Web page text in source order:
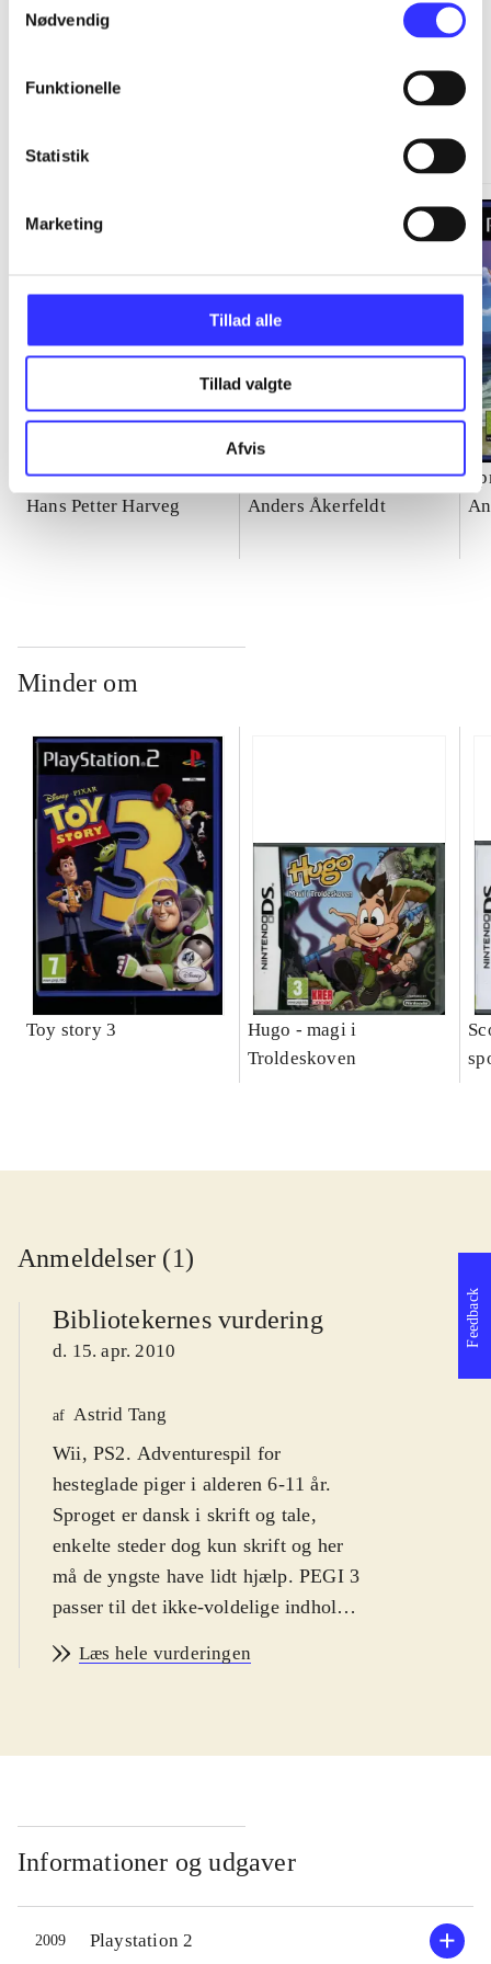
Nødvendig
Funktionelle
Statistik
Marketing
Tillad alle
Tillad valgte
Afvis
Springdale
Staldens hemmelighed
Hans Petter Harveg
Langs kysten
Anders Åkerfeldt
Minder om
Toy story 3
Hugo - magi i
Troldeskoven
Anmeldelser (1)
Bibliotekernes vurdering
d. 15. apr. 2010
af Astrid Tang
Wii, PS2. Adventurespil for
hesteglade piger i alderen 6-11 år.
Sproget er dansk i skrift og tale,
enkelte steder dog kun skrift og her
må de yngste have lidt hjælp. PEGI 3
passer til det ikke-voldelige indhold.
spilversionerne og styringen
rideklubber. Her møder spilleren
altmuligmanden m.fl. Hver person
har brug for hjælp eller tilbyder
spilleren at deltage i et løb.
Opgaverne går typisk ud på at hente
eller finde genstande, heste eller
Læs hele vurderingen
Informationer og udgaver
2009 Playstation 2
Feedback